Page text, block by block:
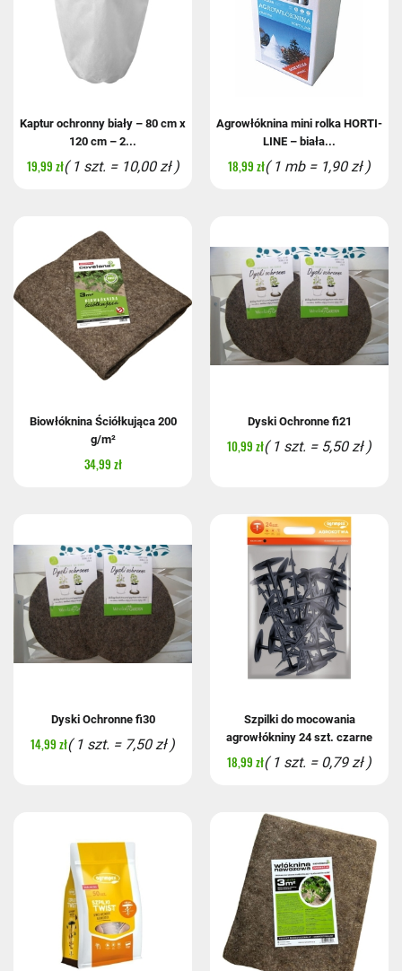
Kaptur ochronny biały – 80 cm x
120 cm – 2...
19,99 zł( 1 szt. = 10,00 zł )
Agrowłóknina mini rolka HORTI-
LINE – biała...
18,99 zł( 1 mb = 1,90 zł )
Biowłóknina Ściółkująca 200
g/m²
34,99 zł
Dyski Ochronne fi21
10,99 zł( 1 szt. = 5,50 zł )
Dyski Ochronne fi30
14,99 zł( 1 szt. = 7,50 zł )
Szpilki do mocowania
agrowłókniny 24 szt. czarne
18,99 zł( 1 szt. = 0,79 zł )